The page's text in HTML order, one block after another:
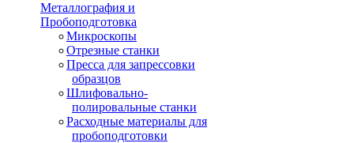
Металлография и
Пробоподготовка
Микроскопы
Отрезные станки
Пресса для запрессовки
образцов
Шлифовально-
полировальные станки
Расходные материалы для
пробоподготовки